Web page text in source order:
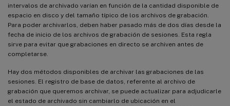
intervalos de archivado varían en función de la cantidad disponible de
espacio en disco y del tamaño típico de los archivos de grabación.
Para poder archivarlos, deben haber pasado más de dos días desde la
fecha de inicio de los archivos de grabación de sesiones. Esta regla
sirve para evitar que grabaciones en directo se archiven antes de
completarse.
Hay dos métodos disponibles de archivar las grabaciones de las
sesiones. El registro de base de datos, referente al archivo de
grabación que queremos archivar, se puede actualizar para adjudicarle
el estado de archivado sin cambiarlo de ubicación en el